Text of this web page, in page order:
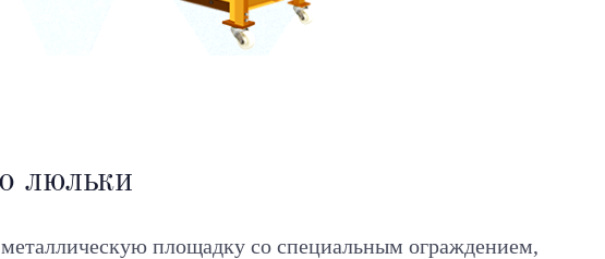
люльки
площадку со специальным ограждением,